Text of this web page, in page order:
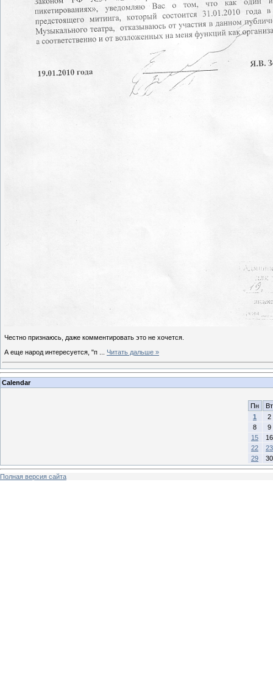
Честно признаюсь, даже комментировать это не хочется.
А еще народ интересуется, "п
Читать дальше »
Calendar
Пн
Вт
1
2
8
9
15
16
22
23
29
30
Полная версия сайта